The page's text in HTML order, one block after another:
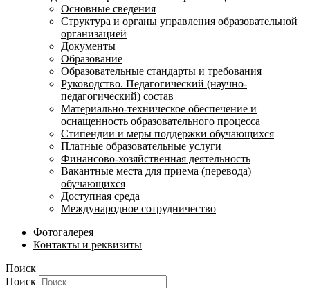
Основные сведения
Структура и органы управления образовательной
организацией
Документы
Образование
Образовательные стандарты и требования
Руководство. Педагогический (научно-
педагогический) состав
Материально-техническое обеспечение и
оснащенность образовательного процесса
Стипендии и меры поддержки обучающихся
Платные образовательные услуги
Финансово-хозяйственная деятельность
Вакантные места для приема (перевода)
обучающихся
Доступная среда
Международное сотрудничество
Фотогалерея
Контакты и реквизиты
Поиск
Поиск